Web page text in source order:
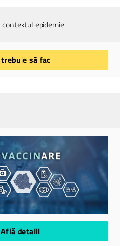
epidemiei
trebuie să fac
Află detalii